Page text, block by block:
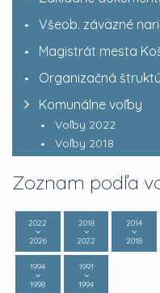
Všeob. záväzné
Magistrát mesta
Organizačná
Komunálne voľby
Voľby 2022
Voľby 2018
Zoznam podľa
2022
2026
2018
2022
2014
2018
1994
1998
1991
1994